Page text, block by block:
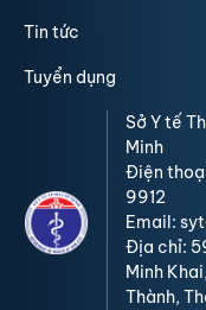
Tin tức
Tuyển dụng
Sở Y tế
Minh
Điện
9912
Email:
Địa chỉ:
Minh
Thành,